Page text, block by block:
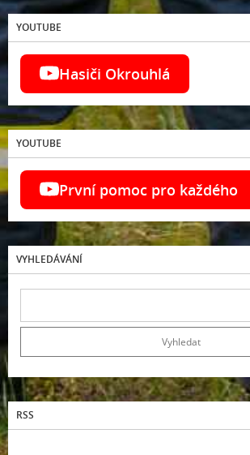
YOUTUBE
Hasiči Okrouhlá
YOUTUBE
První pomoc pro každého
VYHLEDÁVÁNÍ
RSS